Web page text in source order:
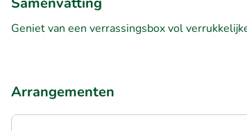
Geniet van een verrassingsbox vol
Arrangementen